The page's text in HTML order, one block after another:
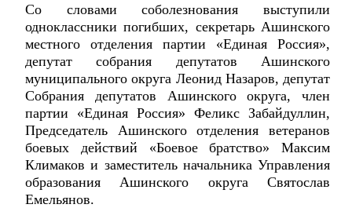
Со словами соболезнования выступили
одноклассники погибших, секретарь Ашинского
местного отделения партии «Единая Россия»,
депутат собрания депутатов Ашинского
муниципального округа Леонид Назаров, депутат
Собрания депутатов Ашинского округа, член
партии «Единая Россия» Феликс Забайдуллин,
Председатель Ашинского отделения ветеранов
боевых действий «Боевое братство» Максим
Климаков и заместитель начальника Управления
образования Ашинского округа Святослав
Емельянов.